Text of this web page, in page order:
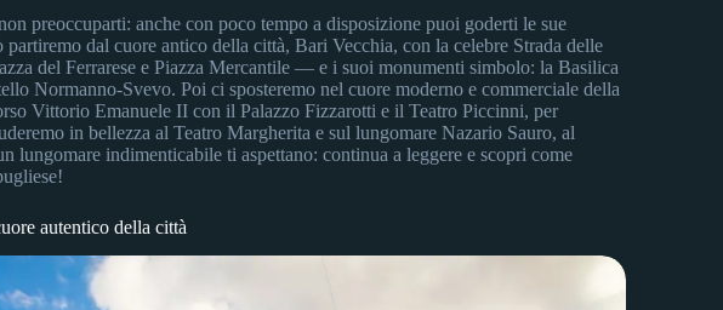
preoccuparti: anche con poco tempo a disposizione puoi goderti le sue
dal cuore antico della città, Bari Vecchia, con la celebre Strada delle
del Ferrarese e Piazza Mercantile — e i suoi monumenti simbolo: la Basilica
Normanno-Svevo. Poi ci sposteremo nel cuore moderno e commerciale della
Vittorio Emanuele II con il Palazzo Fizzarotti e il Teatro Piccinni, per
in bellezza al Teatro Margherita e sul lungomare Nazario Sauro, al
lungomare indimenticabile ti aspettano: continua a leggere e scopri come
autentico della città